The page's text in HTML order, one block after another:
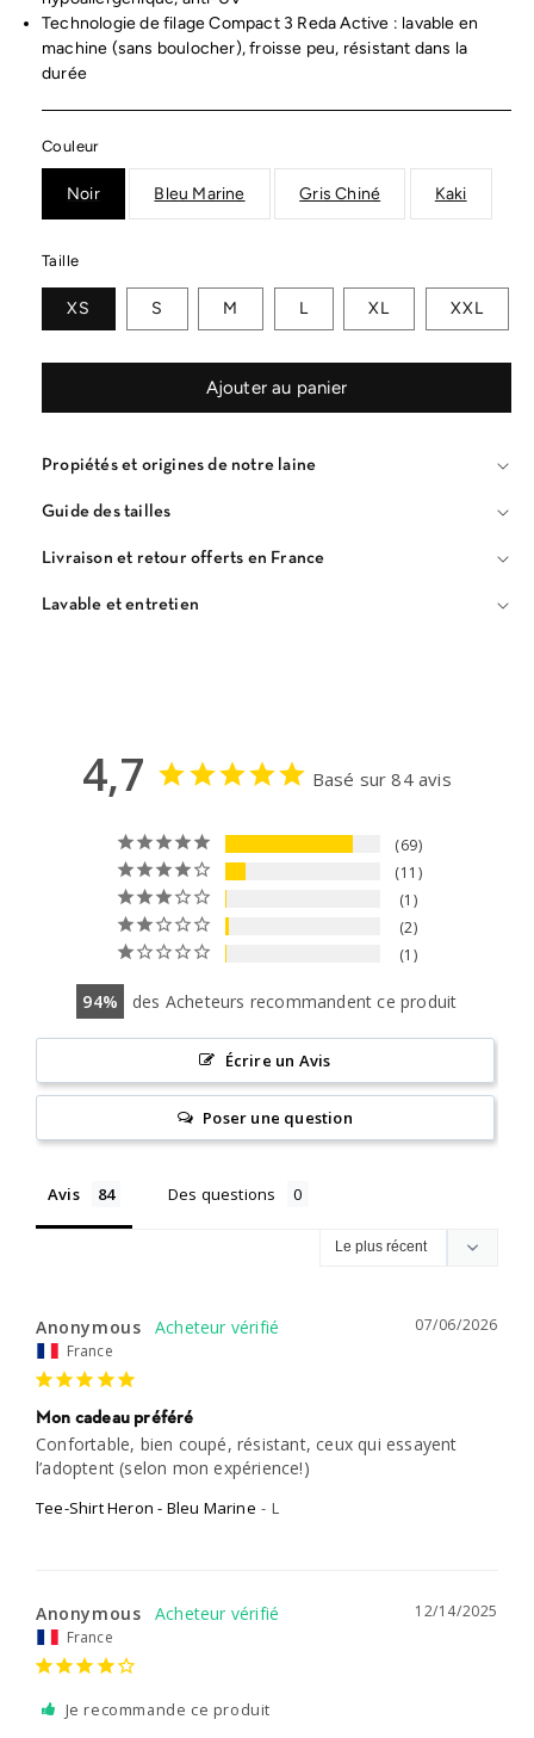
Technologie de filage Compact 3 Reda Active : lavable en
machine (sans boulocher), froisse peu, résistant dans la
durée
Couleur
Noir Bleu Marine Gris Chiné Kaki
Taille
XS S M L XL XXL
Ajouter au panier
Propiétés et origines de notre laine
Guide des tailles
Livraison et retour offerts en France
Lavable et entretien
4,7 Basé sur 84 avis
69
11
1
2
1
94 des Acheteurs recommandent ce produit
Écrire un Avis
Poser une question
Avis Des questions
07/06/2026
Anonymous
France
Mon cadeau préféré
Confortable, bien coupé, résistant, ceux qui essayent
l’adoptent (selon mon expérience!)
Tee-Shirt Heron - Bleu Marine L
12/14/2025
Anonymous
France
Je recommande ce produit